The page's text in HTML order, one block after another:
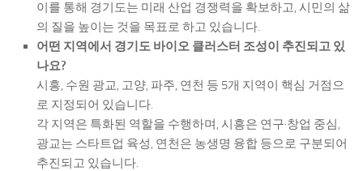
이를 통해 경기도는 미래 산업 경쟁력을 확보하고, 시민의 삶
의 질을 높이는 것을 목표로 하고 있습니다.
어떤 지역에서 경기도 바이오 클러스터 조성이 추진되고 있
나요?
시흥, 수원 광교, 고양, 파주, 연천 등 5개 지역이 핵심 거점으
로 지정되어 있습니다.
각 지역은 특화된 역할을 수행하며, 시흥은 연구·창업 중심,
광교는 스타트업 육성, 연천은 농생명 융합 등으로 구분되어
추진되고 있습니다.